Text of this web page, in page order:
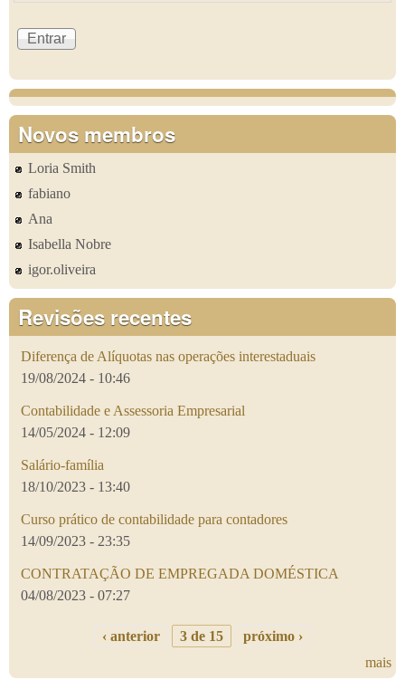
Novos membros
Loria Smith
fabiano
Ana
Isabella Nobre
igor.oliveira
Revisões recentes
Diferença de Alíquotas nas operações interestaduais
19/08/2024 - 10:46
Contabilidade e Assessoria Empresarial
14/05/2024 - 12:09
Salário-família
18/10/2023 - 13:40
Curso prático de contabilidade para contadores
14/09/2023 - 23:35
CONTRATAÇÃO DE EMPREGADA DOMÉSTICA
04/08/2023 - 07:27
‹ anterior 3 de 15
próximo ›
mais